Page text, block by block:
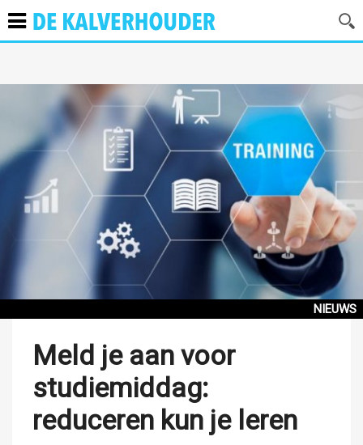
NIEUWS
Meld je aan voor
studiemiddag:
reduceren kun je leren